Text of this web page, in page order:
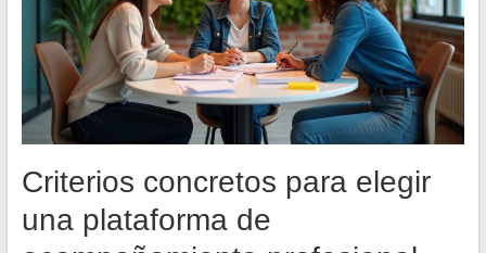
Criterios concretos para elegir
una plataforma de